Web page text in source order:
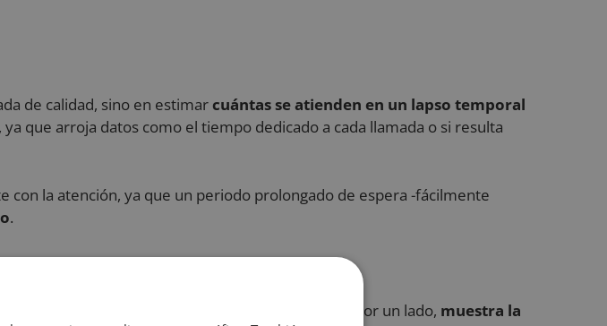
de calidad, sino en estimarcuántas se atienden en un lapso temporal
, ya que arroja datos como el tiempo dedicado a cada llamada o si resulta
la atención, ya que un periodo prolongado de espera -fácilmente
.
llamada . Su gran importancia radica en que, por un lado, muestra la